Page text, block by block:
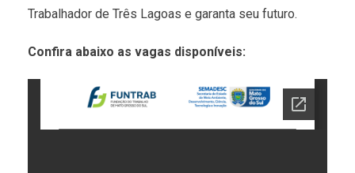
Trabalhador de Três Lagoas e garanta seu futuro.
Confira abaixo as vagas disponíveis: